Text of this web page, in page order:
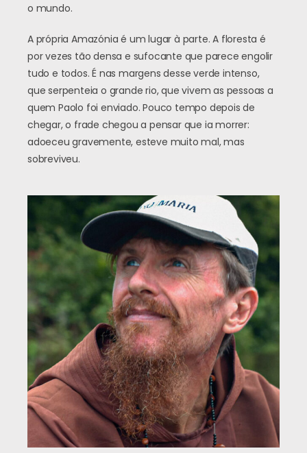
o mundo.
A própria Amazónia é um lugar à parte. A floresta é
por vezes tão densa e sufocante que parece engolir
tudo e todos. É nas margens desse verde intenso,
que serpenteia o grande rio, que vivem as pessoas a
quem Paolo foi enviado. Pouco tempo depois de
chegar, o frade chegou a pensar que ia morrer:
adoeceu gravemente, esteve muito mal, mas
sobreviveu.